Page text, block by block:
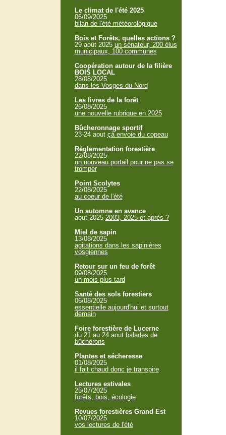
Le climat de l'été 2025
06/09/2025
bilan de l'été météorologique
Bois et Forêts, quelles actions ?
29 août 2025 un sénateur, 200 élus
municipaux, 100 communes
Coopération autour de la filière
BOIS LOCAL
28/08/2025
dans les Vosges du Nord
Les livres de la forêt
26/08/2025
une nouvelle rubrique en 2025
Bûcheronnage sportif
23-24 aout çà envoie du copeau
Règlementation forestière
22/08/2025
un nouveau portail pour ne pas se
tromper
Point Scolytes
22/08/2025
au coeur de l'été
Un automne en avance
aout 2025 2003, 2025 et après ?
Miel de sapin
13/08/2025
agitations dans les sapinières
vosgiennes
Retour sur un feu de forêt
09/08/2025
un mois plus tard
Santé des sols forestiers
06/08/2025
essentielle aujourd'hui et surtout
demain
Foire forestière de Lucerne
du 21 au 24 aout balades de
bûcherons
Plantes et sécheresse
01/08/2025
il fait chaud donc je transpire
Lectures estivales
25/07/2025
forêts, bois, écologie
Revues forestières Grand Est
10/07/2025
vos lectures de l'été